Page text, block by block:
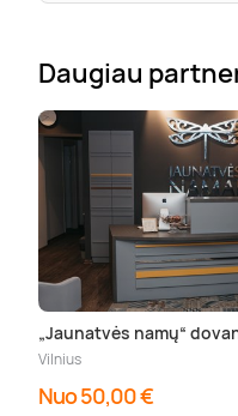
Daugiau
„Jaunatvės namų“
Vilnius
Nuo 50,00 €